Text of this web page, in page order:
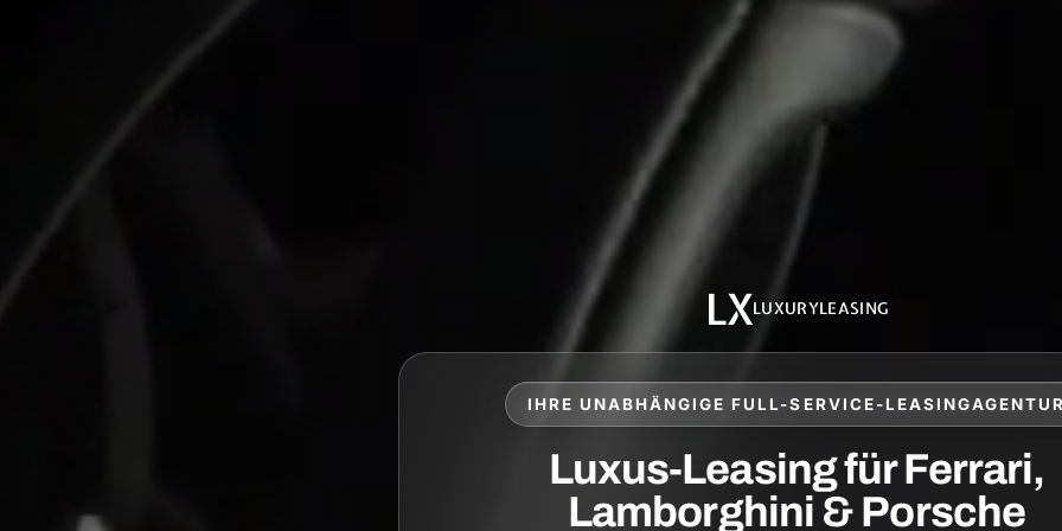
LXLUXURYLEASING
IHRE UNABHÄNGIGE FULL-SERVICE-
Luxus-Leasing für Ferrari,
Lamborghini & Porsche